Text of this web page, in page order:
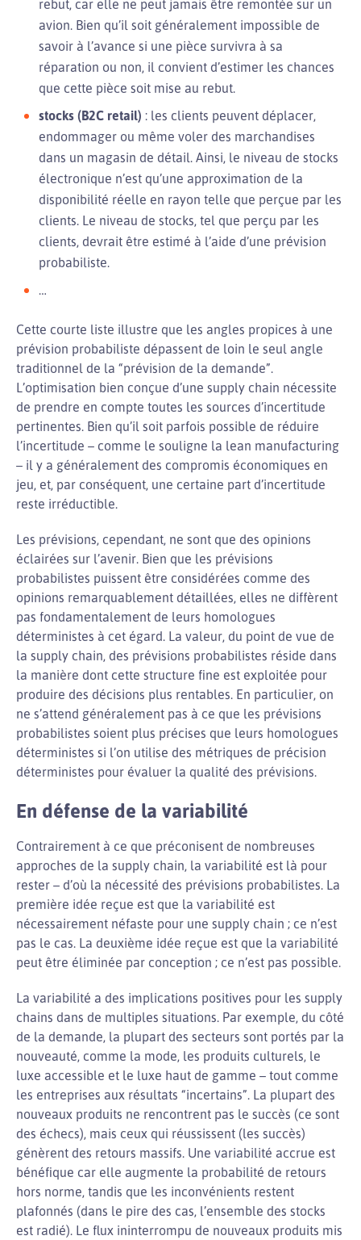
rebut, car elle ne peut jamais être remontée sur un
avion. Bien qu’il soit généralement impossible de
savoir à l’avance si une pièce survivra à sa
réparation ou non, il convient d’estimer les chances
que cette pièce soit mise au rebut.
stocks (B2C retail) : les clients peuvent déplacer,
endommager ou même voler des marchandises
dans un magasin de détail. Ainsi, le niveau de stocks
électronique n’est qu’une approximation de la
disponibilité réelle en rayon telle que perçue par les
clients. Le niveau de stocks, tel que perçu par les
clients, devrait être estimé à l’aide d’une prévision
probabiliste.
…
Cette courte liste illustre que les angles propices à une
prévision probabiliste dépassent de loin le seul angle
traditionnel de la “prévision de la demande”.
L’optimisation bien conçue d’une supply chain nécessite
de prendre en compte toutes les sources d’incertitude
pertinentes. Bien qu’il soit parfois possible de réduire
l’incertitude – comme le souligne la lean manufacturing
– il y a généralement des compromis économiques en
jeu, et, par conséquent, une certaine part d’incertitude
reste irréductible.
Les prévisions, cependant, ne sont que des opinions
éclairées sur l’avenir. Bien que les prévisions
probabilistes puissent être considérées comme des
opinions remarquablement détaillées, elles ne diffèrent
pas fondamentalement de leurs homologues
déterministes à cet égard. La valeur, du point de vue de
la supply chain, des prévisions probabilistes réside dans
la manière dont cette structure fine est exploitée pour
produire des décisions plus rentables. En particulier, on
ne s’attend généralement pas à ce que les prévisions
probabilistes soient plus précises que leurs homologues
déterministes si l’on utilise des métriques de précision
déterministes pour évaluer la qualité des prévisions.
En défense de la variabilité
Contrairement à ce que préconisent de nombreuses
approches de la supply chain, la variabilité est là pour
rester – d’où la nécessité des prévisions probabilistes. La
première idée reçue est que la variabilité est
nécessairement néfaste pour une supply chain ; ce n’est
pas le cas. La deuxième idée reçue est que la variabilité
peut être éliminée par conception ; ce n’est pas possible.
La variabilité a des implications positives pour les supply
chains dans de multiples situations. Par exemple, du côté
de la demande, la plupart des secteurs sont portés par la
nouveauté, comme la mode, les produits culturels, le
luxe accessible et le luxe haut de gamme – tout comme
les entreprises aux résultats “incertains”. La plupart des
nouveaux produits ne rencontrent pas le succès (ce sont
des échecs), mais ceux qui réussissent (les succès)
génèrent des retours massifs. Une variabilité accrue est
bénéfique car elle augmente la probabilité de retours
hors norme, tandis que les inconvénients restent
plafonnés (dans le pire des cas, l’ensemble des stocks
est radié). Le flux ininterrompu de nouveaux produits mis